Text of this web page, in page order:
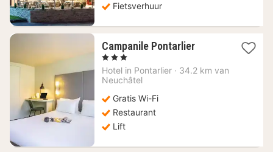
Fietsverhuur
Campanile Pontarlier1
vanaf
, 3 Sterren
Hotel in Pontarlier · 34.2 km van
Neuchâtel
Gratis Wi-Fi
Restaurant
Lift